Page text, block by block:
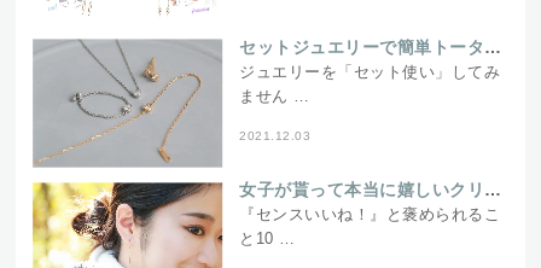
セットジュエリーで簡単トータルコーディネート♪
ジュエリーを「セット使い」してみ
ません …
2021.12.03
女子が貰って本当に嬉しいクリスマスプレゼント～私だったらこれが欲しい！～
『センスいいね！』と褒められるこ
と10 …